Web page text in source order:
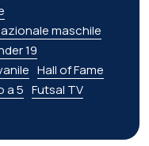
maschile
19
Hall of Fame
a 5 Futsal TV